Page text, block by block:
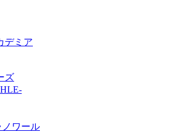
デミア
ズ
ノワール